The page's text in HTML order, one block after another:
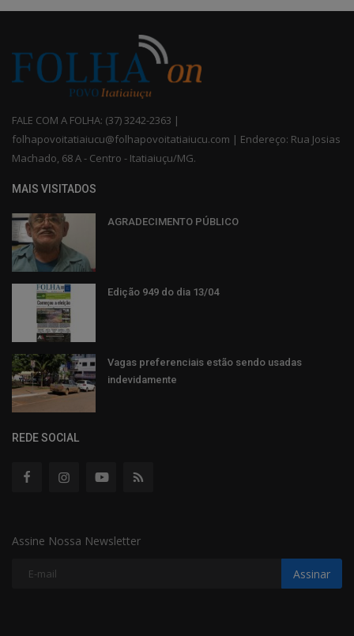
FALE COM A FOLHA: (37) 3242-2363 |
folhapovoitatiaiucu@folhapovoitatiaiucu.com | Endereço: Rua Josias
Machado, 68 A - Centro - Itatiaiuçu/MG.
MAIS VISITADOS
AGRADECIMENTO PÚBLICO
Edição 949 do dia 13/04
Vagas preferenciais estão sendo usadas
indevidamente
REDE SOCIAL
Assine Nossa Newsletter
Assinar